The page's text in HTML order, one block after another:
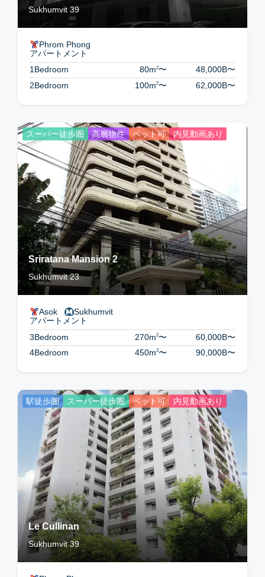
Sukhumvit 39
Phrom Phong
アパートメント
1Bedroom
80m2〜 48,000B〜
2Bedroom
100m2〜 62,000B〜
スーパー徒歩圏 高層物件 ペット可 内見動画あり
Sriratana Mansion 2
Sukhumvit 23
Asok Sukhumvit
アパートメント
3Bedroom
270m2〜 60,000B〜
4Bedroom
450m2〜 90,000B〜
駅徒歩圏 スーパー徒歩圏 ペット可 内見動画あり
Le Cullinan
Sukhumvit 39